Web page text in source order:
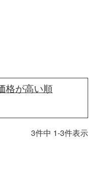
格が高い順
3件中 1-3件表示